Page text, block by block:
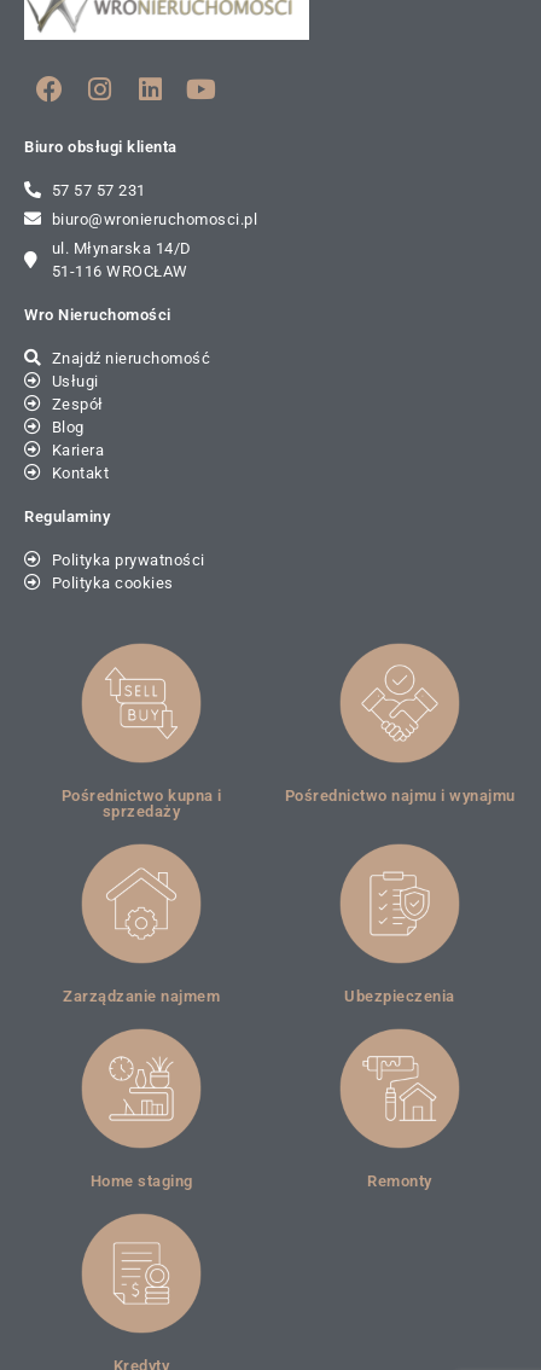
Biuro obsługi klienta
57 57 57 231
biuro@wronieruchomosci.pl
ul. Młynarska 14/D
51-116 WROCŁAW
Wro Nieruchomości
Znajdź nieruchomość
Usługi
Zespół
Blog
Kariera
Kontakt
Regulaminy
Polityka prywatności
Polityka cookies
Pośrednictwo kupna i
sprzedaży
Pośrednictwo najmu i wynajmu
Zarządzanie najmem Ubezpieczenia
Home staging Remonty
Kredyty